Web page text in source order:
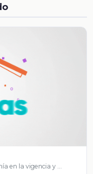
en la vigencia y …